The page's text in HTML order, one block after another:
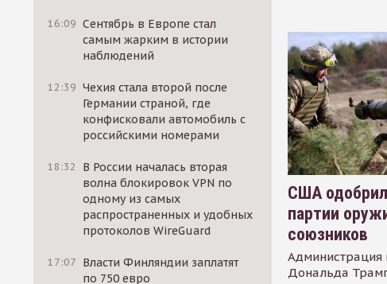
16:09 Сентябрь в Европе стал
самым жарким в истории
наблюдений
12:39 Чехия стала второй после
Германии страной, где
конфисковали автомобиль с
российскими номерами
18:32
В России началась вторая
волна блокировок VPN по
одному из самых
распространенных и удобных
протоколов WireGuard
17:07 Власти Финляндии заплатят
по 750 евро
США
партии
союзников
Дональда